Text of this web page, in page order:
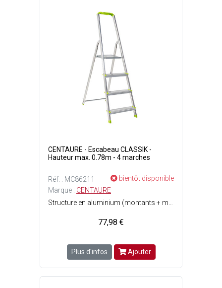
CENTAURE - Escabeau CLASSIK -
Hauteur max. 0.78m - 4 marches
Réf. : MC86211
bientôt disponible
Marque : CENTAURE
77,98 €
Plus d'infos Ajouter